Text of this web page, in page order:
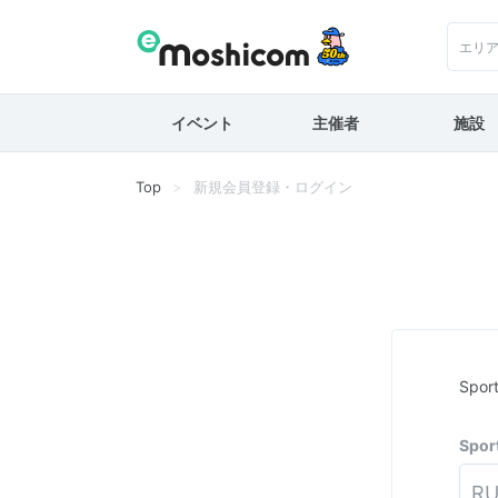
エリ
イベント 主催者 施設
Top 新規会員登録・ログイン